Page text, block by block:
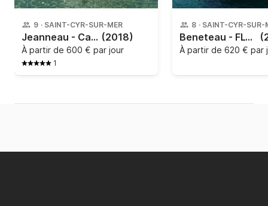
9 · SAINT-CYR-SUR-MER
Jeanneau - Cap camarat 7.50 CC (2018)
À partir de 600 € par jour
1
8 · SAINT-CYR-SUR-
Beneteau - FLYER 8 SUNDECK
À partir de 620 € par